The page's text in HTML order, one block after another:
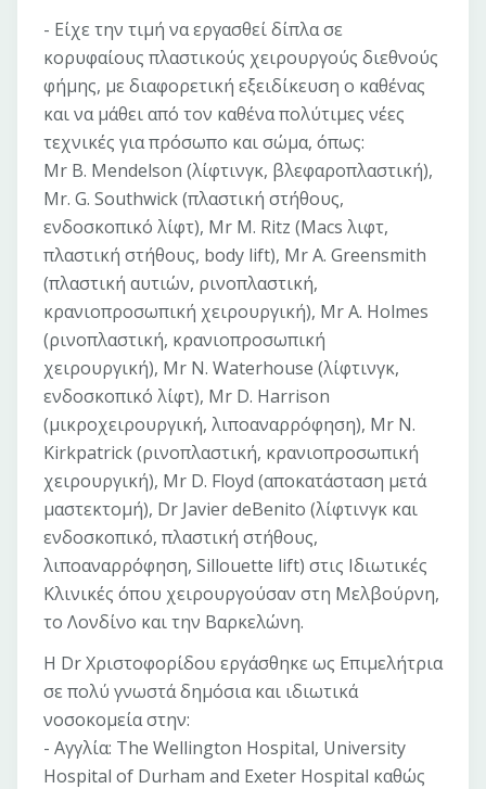
- Eίχε την τιμή να εργασθεί δίπλα σε
κορυφαίους πλαστικούς χειρουργούς διεθνούς
φήμης, με διαφορετική εξειδίκευση ο καθένας
και να μάθει από τον καθένα πολύτιμες νέες
τεχνικές για πρόσωπο και σώμα, όπως:
Mr B. Mendelson (λίφτινγκ, βλεφαροπλαστική),
Mr. G. Southwick (πλαστική στήθους,
ενδοσκοπικό λίφτ), Mr M. Ritz (Macs λιφτ,
πλαστική στήθους, body lift), Mr A. Greensmith
(πλαστική αυτιών, ρινοπλαστική,
κρανιοπροσωπική χειρουργική), Mr A. Holmes
(ρινοπλαστική, κρανιοπροσωπική
χειρουργική), Mr N. Waterhouse (λίφτινγκ,
ενδοσκοπικό λίφτ), Mr D. Harrison
(μικροχειρουργική, λιποαναρρόφηση), Mr N.
Kirkpatrick (ρινοπλαστική, κρανιοπροσωπική
χειρουργική), Mr D. Floyd (αποκατάσταση μετά
μαστεκτομή), Dr Javier deBenito (λίφτινγκ και
ενδοσκοπικό, πλαστική στήθους,
λιποαναρρόφηση, Sillouette lift) στις Ιδιωτικές
Κλινικές όπου χειρουργούσαν στη Μελβούρνη,
το Λονδίνο και την Βαρκελώνη.
Η Dr Χριστοφορίδου εργάσθηκε ως Επιμελήτρια
σε πολύ γνωστά δημόσια και ιδιωτικά
νοσοκομεία στην:
- Αγγλία: The Wellington Hospital, University
Hospital of Durham and Exeter Hospital καθώς